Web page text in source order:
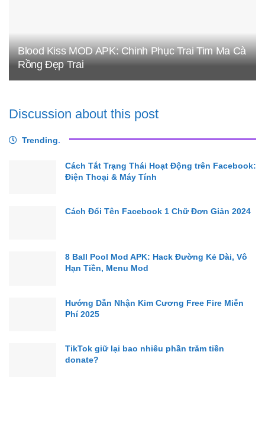
Blood Kiss MOD APK: Chinh Phục Trai Tim Ma Cà
Rồng Đẹp Trai
Discussion about this post
Trending.
Cách Tắt Trạng Thái Hoạt Động trên Facebook:
Điện Thoại & Máy Tính
Cách Đổi Tên Facebook 1 Chữ Đơn Giản 2024
8 Ball Pool Mod APK: Hack Đường Kẻ Dài, Vô
Hạn Tiền, Menu Mod
Hướng Dẫn Nhận Kim Cương Free Fire Miễn
Phí 2025
TikTok giữ lại bao nhiêu phần trăm tiền
donate?